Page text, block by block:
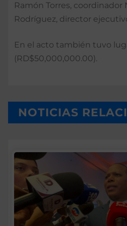
Ramón Torres, coordinador
Rodríguez, director
En el acto también tuvo
(RD$50,000,000.00).
NOTICIAS